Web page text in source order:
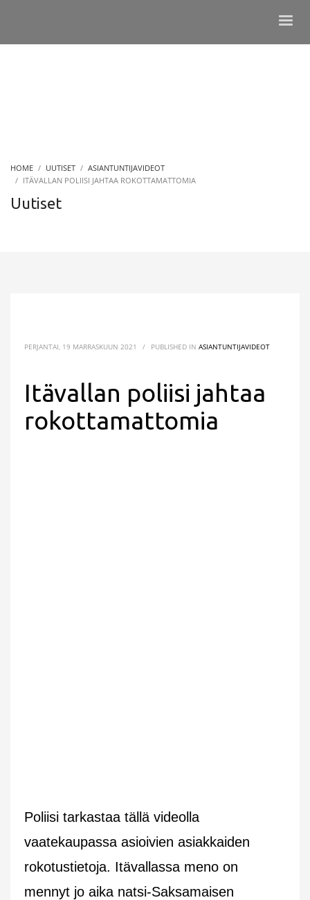
HOME UUTISET
ASIANTUNTIJAVIDEOT
ITÄVALLAN POLIISI JAHTAA ROKOTTAMATTOMIA
Uutiset
PERJANTAI, 19 MARRASKUUN 2021 / PUBLISHED IN ASIANTUNTIJAVIDEOT
Itävallan poliisi jahtaa
rokottamattomia
Poliisi tarkastaa tällä videolla
vaatekaupassa asioivien asiakkaiden
rokotustietoja. Itävallassa meno on
mennyt jo aika natsi-Saksamaisen